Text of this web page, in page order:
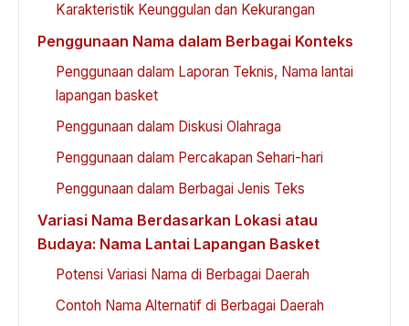
Karakteristik Keunggulan dan Kekurangan
Penggunaan Nama dalam Berbagai Konteks
Penggunaan dalam Laporan Teknis, Nama lantai
lapangan basket
Penggunaan dalam Diskusi Olahraga
Penggunaan dalam Percakapan Sehari-hari
Penggunaan dalam Berbagai Jenis Teks
Variasi Nama Berdasarkan Lokasi atau
Budaya: Nama Lantai Lapangan Basket
Potensi Variasi Nama di Berbagai Daerah
Contoh Nama Alternatif di Berbagai Daerah